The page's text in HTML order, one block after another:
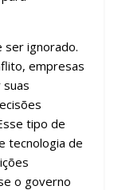
ser ignorado.
empresas
tipo de
tecnologia de
o governo